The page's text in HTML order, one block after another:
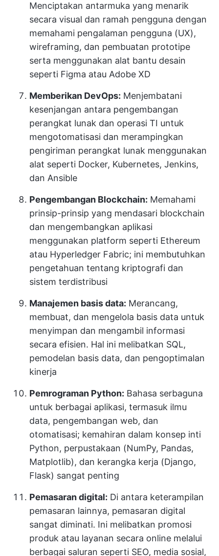
Menciptakan antarmuka yang menarik
secara visual dan ramah pengguna dengan
memahami pengalaman pengguna (UX),
wireframing, dan pembuatan prototipe
serta menggunakan alat bantu desain
seperti Figma atau Adobe XD
Memberikan DevOps: Menjembatani
kesenjangan antara pengembangan
perangkat lunak dan operasi TI untuk
mengotomatisasi dan merampingkan
pengiriman perangkat lunak menggunakan
alat seperti Docker, Kubernetes, Jenkins,
dan Ansible
Pengembangan Blockchain: Memahami
prinsip-prinsip yang mendasari blockchain
dan mengembangkan aplikasi
menggunakan platform seperti Ethereum
atau Hyperledger Fabric; ini membutuhkan
pengetahuan tentang kriptografi dan
sistem terdistribusi
Manajemen basis data: Merancang,
membuat, dan mengelola basis data untuk
menyimpan dan mengambil informasi
secara efisien. Hal ini melibatkan SQL,
pemodelan basis data, dan pengoptimalan
kinerja
Pemrograman Python: Bahasa serbaguna
untuk berbagai aplikasi, termasuk ilmu
data, pengembangan web, dan
otomatisasi; kemahiran dalam konsep inti
Python, perpustakaan (NumPy, Pandas,
Matplotlib), dan kerangka kerja (Django,
Flask) sangat penting
Pemasaran digital: Di antara keterampilan
pemasaran lainnya, pemasaran digital
sangat diminati. Ini melibatkan promosi
produk atau layanan secara online melalui
berbagai saluran seperti SEO, media sosial,